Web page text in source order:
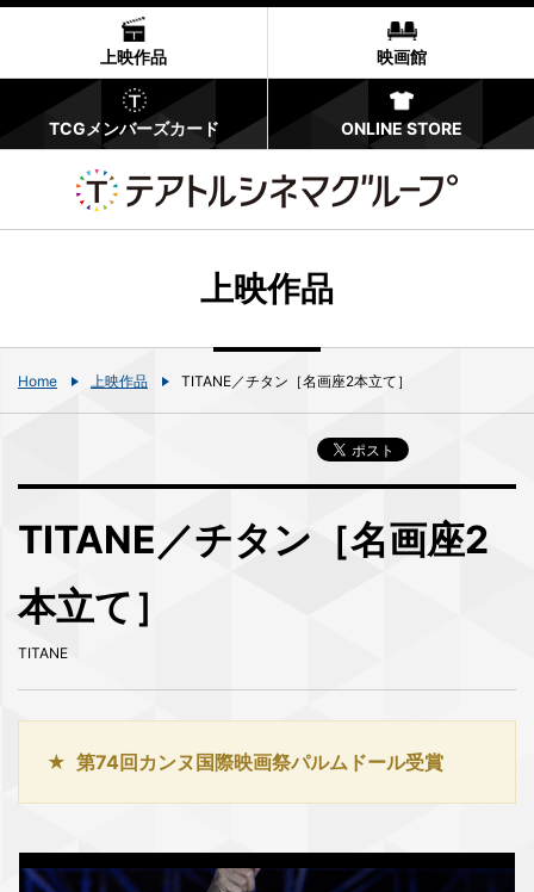
上映作品 映画館
TCGメンバーズカード ONLINE STORE
上映作品
Home 上映作品 TITANE／チタン［名画座2本立て］
TITANE／チタン［名画座2
本立て］
TITANE
第74回カンヌ国際映画祭パルムドール受賞